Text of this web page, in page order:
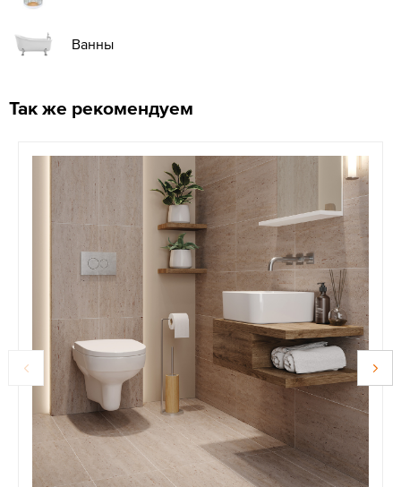
Ванны
Так же рекомендуем